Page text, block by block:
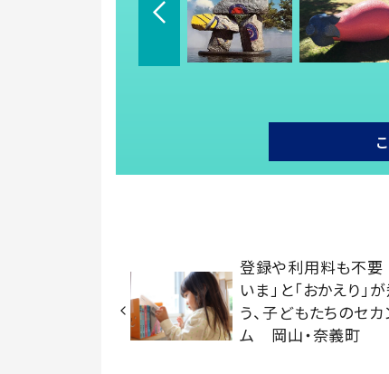
登録や利用料も不
いま」と「おかえり」
う、子どもたちのセカ
ム 岡山・奈義町